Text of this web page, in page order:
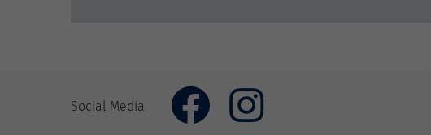
Social Media